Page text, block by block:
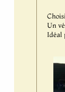
Un
Idéal